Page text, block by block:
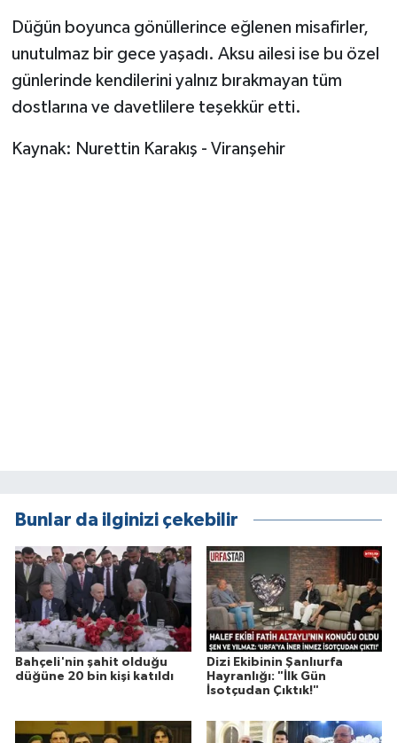
Düğün boyunca gönüllerince eğlenen misafirler,
unutulmaz bir gece yaşadı. Aksu ailesi ise bu özel
günlerinde kendilerini yalnız bırakmayan tüm
dostlarına ve davetlilere teşekkür etti.
Kaynak: Nurettin Karakış - Viranşehir
Bunlar da ilginizi çekebilir
Bahçeli'nin şahit olduğu
düğüne 20 bin kişi katıldı
Dizi Ekibinin Şanlıurfa
Hayranlığı: "İlk Gün
İsotçudan Çıktık!"